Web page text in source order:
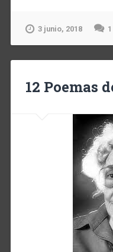
3 junio, 2018 1
12 Poemas